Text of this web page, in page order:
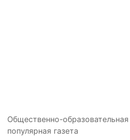
Общественно-
популярная газета